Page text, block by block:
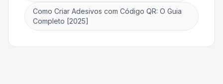
Como Criar Adesivos com Código QR: O Guia
Completo [2025]